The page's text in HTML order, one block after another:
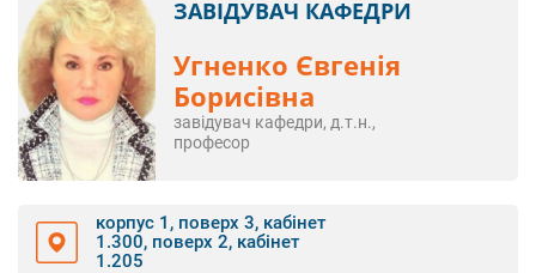
ЗАВІДУВАЧ КАФЕДРИ
Угненко Євгенія
Борисівна
завідувач кафедри, д.т.н.,
професор
корпус 1, поверх 3, кабінет
1.300, поверх 2, кабінет
1.205